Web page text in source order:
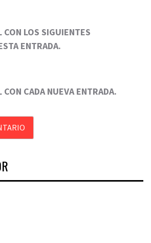
CON LOS SIGUIENTES
ENTRADA.
CADA NUEVA ENTRADA.